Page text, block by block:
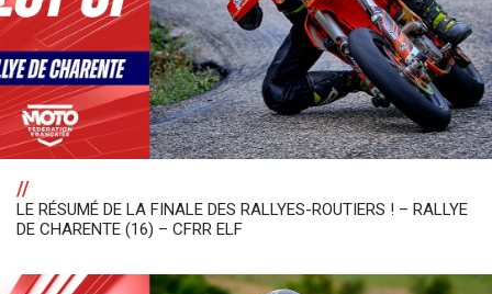
//
LE RÉSUMÉ DE LA FINALE DES RALLYES-ROUTIERS ! – RALLYE
DE CHARENTE (16) – CFRR ELF